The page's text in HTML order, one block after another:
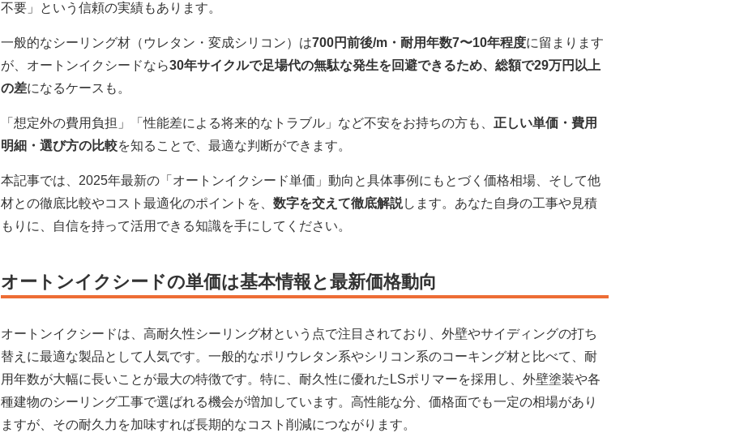
不要」という信頼の実績もあります。
一般的なシーリング材（ウレタン・変成シリコン）は700円前後/m・耐用年数7〜10年程度に留まります
が、オートンイクシードなら30年サイクルで足場代の無駄な発生を回避できるため、総額で29万円以上
の差になるケースも。
「想定外の費用負担」「性能差による将来的なトラブル」など不安をお持ちの方も、 正しい単価・費用
明細・選び方の比較を知ることで、最適な判断ができます。
本記事では、2025年最新の「オートンイクシード単価」動向と具体事例にもとづく価格相場、そして他
材との徹底比較やコスト最適化のポイントを、 数字を交えて徹底解説します。あなた自身の工事や見積
もりに、自信を持って活用できる知識を手にしてください。
オートンイクシードの単価は基本情報と最新価格動向
オートンイクシードは、高耐久性シーリング材という点で注目されており、外壁やサイディングの打ち
替えに最適な製品として人気です。一般的なポリウレタン系やシリコン系のコーキング材と比べて、耐
用年数が大幅に長いことが最大の特徴です。特に、耐久性に優れたLSポリマーを採用し、外壁塗装や各
種建物のシーリング工事で選ばれる機会が増加しています。高性能な分、価格面でも一定の相場があり
ますが、その耐久力を加味すれば長期的なコスト削減につながります。